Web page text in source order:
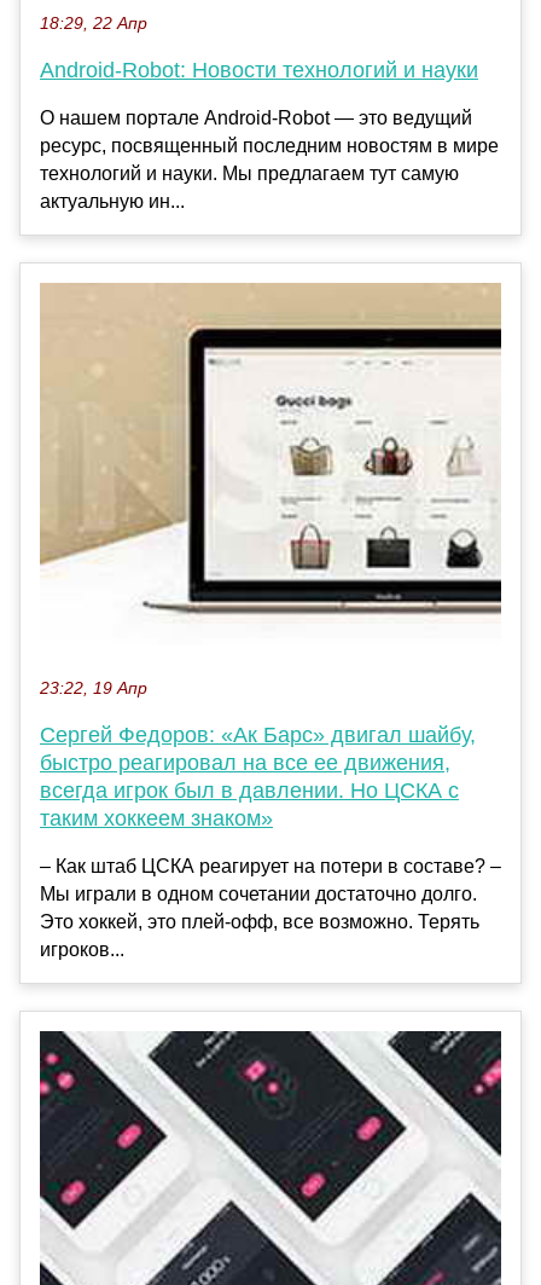
18:29, 22 Апр
Android-Robot: Новости технологий и науки
О нашем портале Android-Robot — это ведущий
ресурс, посвященный последним новостям в мире
технологий и науки. Мы предлагаем тут самую
актуальную ин...
23:22, 19 Апр
Сергей Федоров: «Ак Барс» двигал шайбу,
быстро реагировал на все ее движения,
всегда игрок был в давлении. Но ЦСКА с
таким хоккеем знаком»
– Как штаб ЦСКА реагирует на потери в составе? –
Мы играли в одном сочетании достаточно долго.
Это хоккей, это плей‑офф, все возможно. Терять
игроков...